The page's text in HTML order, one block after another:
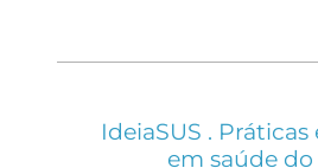
IdeiaSUS . Práticas
em saúde do